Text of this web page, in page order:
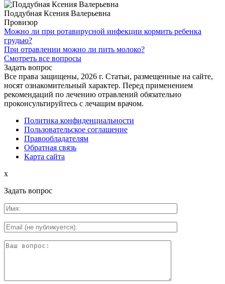
Поддубная Ксения Валерьевна
Провизор
Можно ли при ротавирусной инфекции кормить ребенка
грудью?
При отравлении можно ли пить молоко?
Смотреть все вопросы
Задать вопрос
Все права защищены, 2026 г. Статьи, размещенные на сайте,
носят ознакомительный характер. Перед применением
рекомендаций по лечению отравлений обязательно
проконсультируйтесь с лечащим врачом.
Политика конфиденциальности
Пользовательское соглашение
Правообладателям
Обратная связь
Карта сайта
x
Задать вопрос